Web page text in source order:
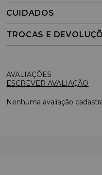
CUIDADOS
TROCAS E
ESCREVER AVALIAÇÃO
Nenhuma avaliação